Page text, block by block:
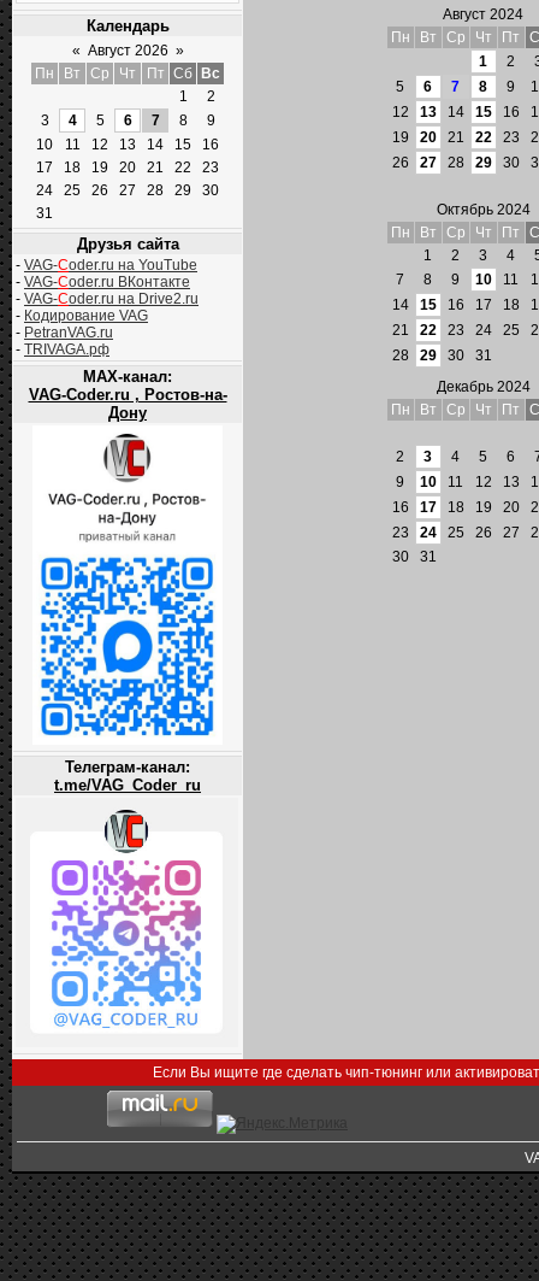
Календарь
« Август 2026 »
Пн
Вт Ср Чт Пт Сб
Вс
1
2
3
4 5 6 7 8
9
10
11 12 13 14 15
16
17
18 19 20 21 22
23
24
25 26 27 28 29
30
31
Друзья сайта
- VAG-Coder.ru на YouTube
- VAG-Coder.ru ВКонтакте
- VAG-Coder.ru на Drive2.ru
- Кодирование VAG
- PetranVAG.ru
- TRIVAGA.рф
MAX-канал:
VAG-Coder.ru , Ростов-на-
Дону
Телеграм-канал:
t.me/VAG_Coder_ru
Август 2024
Пн
Вт Ср Чт Пт
1
2
5
6 7 8 9
12
13 14 15 16
19
20 21 22 23
26
27 28 29 30
Октябрь 2024
Пн
Вт Ср Чт Пт
1
2 3 4
7
8 9 10 11
14
15 16 17 18
21
22 23 24 25
28
29 30
31
Декабрь 2024
Пн
Вт Ср Чт Пт
2 3 4 5 6
9
10 11 12 13
16
17 18 19 20
23
24 25 26 27
30
31
Если Вы ищите где сделать чип-тюнинг или